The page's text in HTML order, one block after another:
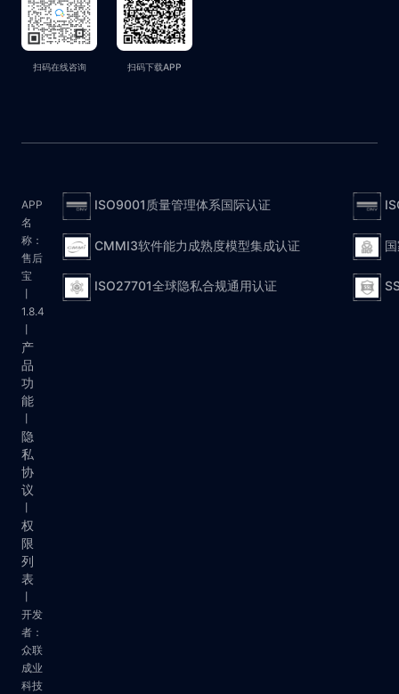
扫码在线咨询 扫码下载APP
APP
名
称：
售后
宝
1.8.4
产
品
功
能
隐
私
协
议
权
限
列
表
开发
者：
众联
成业
科技
ISO9001质量管理体系国际认证
CMMI3软件能力成熟度模型集成认证
ISO27701全球隐私合规通用认证